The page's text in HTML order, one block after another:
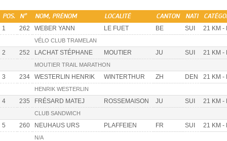
POS. N° NOM, PRÉNOM LOCALITÉ CANTON NATI
1 262 WEBER YANN LE FUET BE SUI 21 KM -
VÉLO CLUB TRAMELAN
2 252 LACHAT STÉPHANE MOUTIER JU SUI 21 KM -
MOUTIER TRAIL MARATHON
3 234 WESTERLIN HENRIK WINTERTHUR ZH DEN 21 KM -
HENRIK WESTERLIN
4 235 FRÉSARD MATEJ ROSSEMAISON JU SUI 21 KM -
CLUB SANDWICH
5 260 NEUHAUS URS PLAFFEIEN FR SUI 21 KM -
N/A